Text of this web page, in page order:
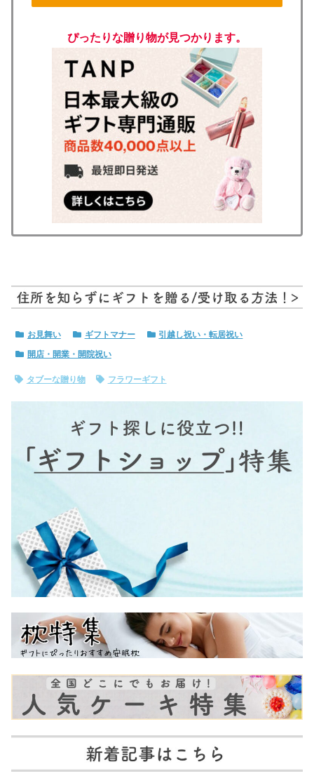
ぴったりな贈り物が見つかります。
お見舞い ギフトマナー
引越し祝い・転居祝い
開店・開業・開院祝い
タブーな贈り物 フラワーギフト